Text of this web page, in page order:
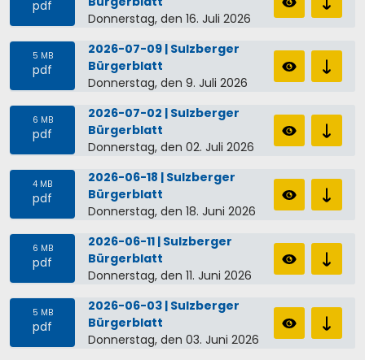
pdf
Donnerstag, den 16. Juli 2026
5 MB
pdf
2026-07-09 | Sulzberger
Bürgerblatt
Donnerstag, den 9. Juli 2026
6 MB
pdf
2026-07-02 | Sulzberger
Bürgerblatt
Donnerstag, den 02. Juli 2026
4 MB
pdf
2026-06-18 | Sulzberger
Bürgerblatt
Donnerstag, den 18. Juni 2026
6 MB
pdf
2026-06-11 | Sulzberger
Bürgerblatt
Donnerstag, den 11. Juni 2026
5 MB
pdf
2026-06-03 | Sulzberger
Bürgerblatt
Donnerstag, den 03. Juni 2026